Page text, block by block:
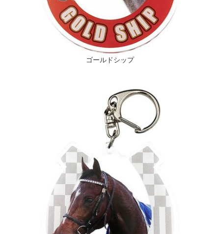
ゴールドシップ
English